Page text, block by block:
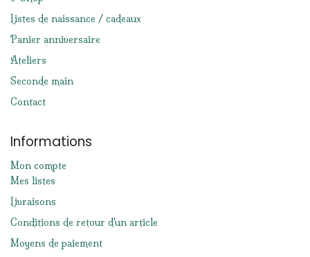
Listes de naissance / cadeaux
Panier anniversaire
Ateliers
Seconde main
Contact
Informations
Mon compte
Mes listes
Livraisons
Conditions de retour d'un article
Moyens de paiement